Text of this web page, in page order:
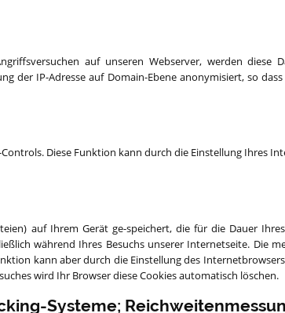
auf unseren Webserver, werden diese
der IP-Adresse auf Domain-Ebene anonymisiert, so
Diese Funktion kann durch die Einstellung Ihres
auf Ihrem Gerät ge-speichert, die für die Dauer
während Ihres Besuchs unserer Internetseite. Die
kann aber durch die Einstellung des
wird Ihr Browser diese Cookies automatisch löschen.
Systeme;